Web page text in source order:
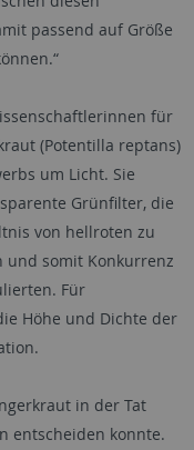
passend auf Größe
für
(Potentilla reptans)
um Licht. Sie
Grünfilter, die
von hellroten zu
und somit Konkurrenz
Für
Höhe und Dichte der
in der Tat
entscheiden konnte.